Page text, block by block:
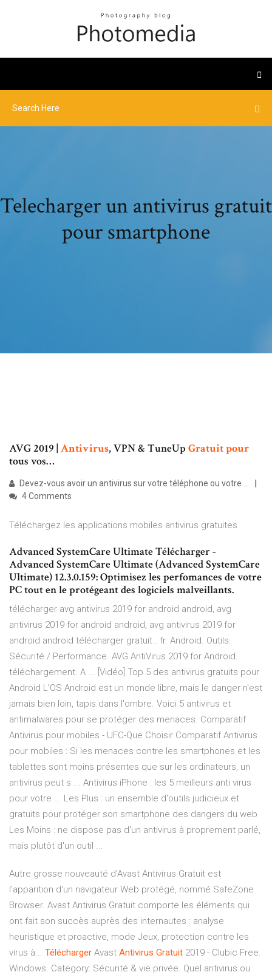
Telecharger un antivirus gratuit
pour smartphone
AVG 2019 | Antivirus, VPN & TuneUp Gratuitpour
tous vos…
Devez-vous avoir un antivirus sur votre téléphone ou votre ...
4 Comments
Téléchargez les applications mobiles antivirus gratuites
Advanced SystemCare Ultimate Télécharger -
Advanced SystemCare Ultimate (Advanced SystemCare
Ultimate) 12.3.0.159: Optimisez les perfomances de votre
PC tout en le protégeant des logiciels malveillants.
télécharger avg antivirus 2019 for android android, avg
antivirus 2019 for android android, avg antivirus 2019 for
android android télécharger gratuit . fr. Android. Outils.
Sécurité / Performance. AVG AntiVirus 2019 for Android.
téléchargement. A ... [Vidéo] Top 5 des antivirus gratuits pour
Android L'OS Android est un monde libre, mais le danger n'est
jamais bien loin, tapis dans l'ombre. Voici 5 antivirus et
antimalwares pour se protéger des menaces. Comparatif
Antivirus pour mobiles - UFC-Que Choisir Comparatif Antivirus
pour mobiles : Si les menaces contre les smartphones et les
tablettes sont moins présentes que sur les ordinateurs, un
antivirus peut s ... Antivirus iPhone : les 5 meilleurs anti virus
pour votre ... Les Plus : un ensemble d'outils judicieux et
gratuits pour protéger son smartphone des dangers du web
Les Moins : ne dispose pas d'un antivirus à proprement parlé,
mais plutôt d'un outil ...
Autre grosse nouveauté d'Avast Antivirus Gratuit est
l'apparition d'un navigateur Web protégé, nommé SafeZone
Browser. Avast Antivirus Gratuit comporte les éléments qui
ont fait son succès auprès des internautes : analyse
heuristique et proactive, mode Jeux, protection contre les
virus à... Télécharger Avast Antivirus Gratuit 2019 - Clubic Free.
Windows. Category: Sécurité & vie privée. Quel antivirus ou